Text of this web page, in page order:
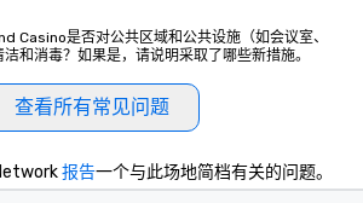
Casino是否对公共区域和公共设施（如会议室、
和消毒？如果是，请说明采取了哪些新措施。
查看所有常见问题
报告一个与此场地简档有关的问题。